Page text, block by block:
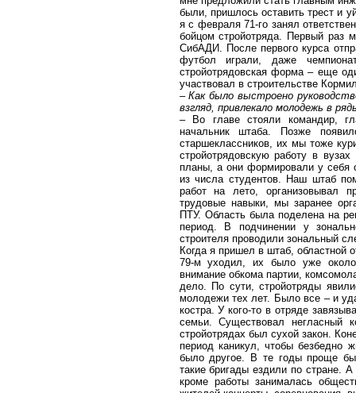
были, пришлось оставить трест и
я с февраля 71-го занял
бойцом стройотряда. Первый раз
СибАДИ. После первого курса
футбол играли, даже
стройотрядовская форма – еще
участвовал в строительстве
– Как было выстроено
взгляд, привлекало молодежь в
– Во главе стояли командир,
начальник штаба. Позже
старшеклассников, их мы тоже
стройотрядовскую работу в
планы, а они формировали у себя
из числа студентов. Наш штаб
работ на лето, организовывал
трудовые навыки, мы заранее
ПТУ. Область была поделена на
период. В подчинении у
строителя проводили зональный
Когда я пришел в штаб, областной
79-м уходил, их было уже
внимание обкома партии,
дело. По сути, стройотряды
молодежи тех лет. Было все – и
костра. У кого-то в отряде
семьи. Существовал негласный
стройотрядах был сухой закон.
период каникул, чтобы безбедно
было другое. В те годы проще
такие бригады ездили по стране.
кроме работы занималась